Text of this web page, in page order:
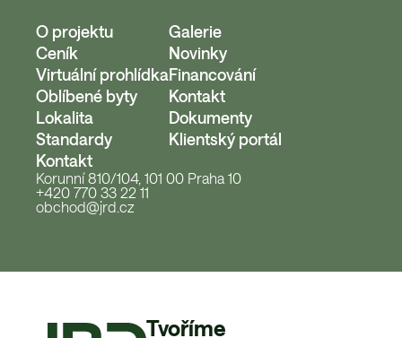
O projektu
Ceník
Virtuální prohlídka
Oblíbené byty
Lokalita
Standardy
Galerie
Novinky
Financování
Kontakt
Dokumenty
Klientský portál
Kontakt
Korunní 810/104, 101 00 Praha 10
+420 770 33 22 11
obchod@jrd.cz
Tvoříme